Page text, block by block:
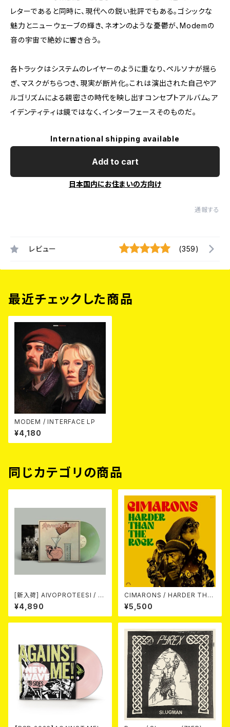
レターであると同時に、現代への鋭い批評でもある。ゴシックな
魅力とニューウェーブの輝き、ネオンのような憂鬱が、Modemの
音の宇宙で絶妙に響き合う。
各トラックはシステムのレイヤーのように重なり、ペルソナが揺ら
ぎ、マスクがちらつき、現実が断片化。これは演出された自己やア
ルゴリズムによる親密さの時代を映し出すコンセプトアルバム。ア
イデンティティは鏡ではなく、インターフェースそのものだ。
International shipping available
Add to cart
日本国内にお住まいの方向け
通報する
レビュー (359)
最近チェックした商品
MODEM / INTERFACE LP
¥4,180
同じカテゴリの商品
[新入荷] AIVOPROTEESI / U
MPIKUJA (LP / LTD.100 DIE
-HARD COKE BOTTLE GRE
EN VINYL) (ITA / F.O.A.D.)
¥4,890
CIMARONS / HARDER THA
¥5,500